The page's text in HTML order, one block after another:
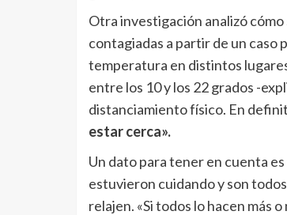
Otra investigación analizó
contagiadas a partir de un caso
temperatura en distintos
entre los 10 y los 22 grados -
distanciamiento físico. En
estar cerca».
Un dato para tener en cuenta
estuvieron cuidando y son
relajen. «Si todos lo hacen más